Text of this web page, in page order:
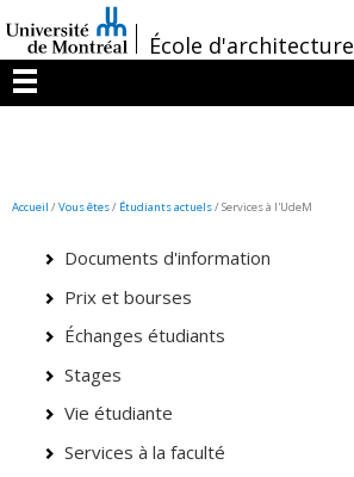
au
contenu
/École d'architecture
Menu
Accueil /Vous êtes/ Étudiants actuels/ Services à l'UdeM
Documents d'information
Prix et bourses
Échanges étudiants
Stages
Vie étudiante
Services à la faculté